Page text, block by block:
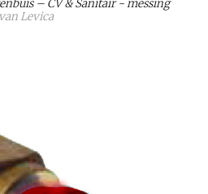
– CV & Sanitair - messing
vanLevica